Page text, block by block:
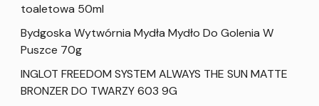
toaletowa 50ml
Bydgoska Wytwórnia Mydła Mydło Do Golenia W
Puszce 70g
INGLOT FREEDOM SYSTEM ALWAYS THE SUN MATTE
BRONZER DO TWARZY 603 9G